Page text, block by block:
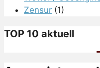
Zensur (1)
TOP 10 aktuell